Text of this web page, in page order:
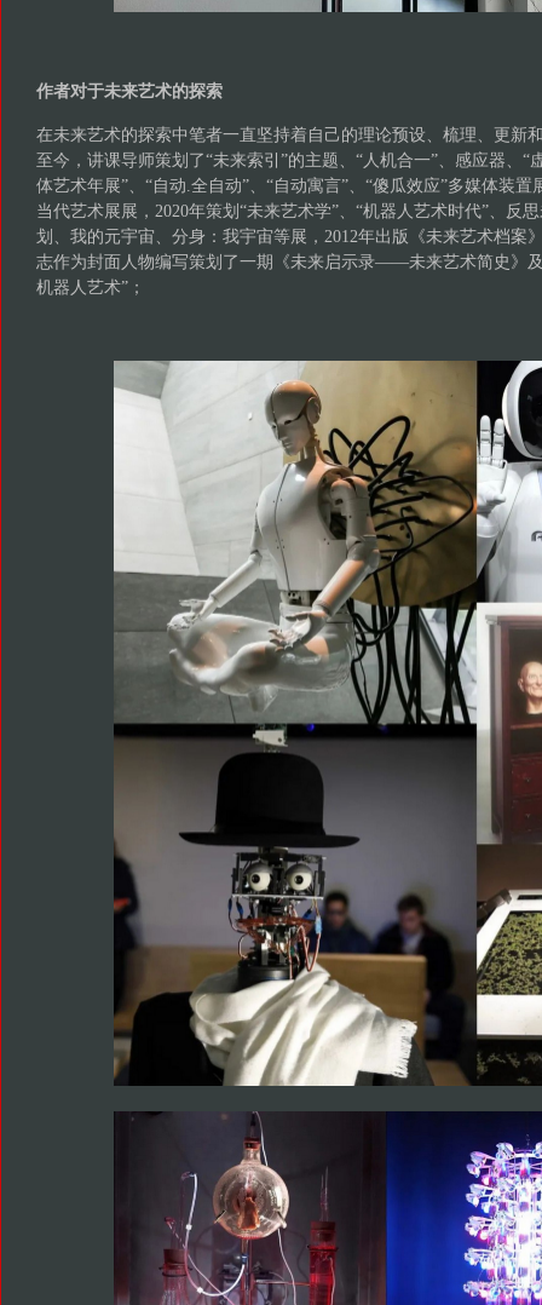
作者对于未来艺术的探索
在未来艺术的探索中笔者一直坚持着自己的理论预设、梳理、更新
至今，讲课导师策划了“未来索引”的主题、“人机合一”、感应器、
体艺术年展”、“自动.全自动”、“自动寓言”、“傻瓜效应”多媒体装
当代艺术展展，2020年策划“未来艺术学”、“机器人艺术时代”、反
划、我的元宇宙、分身：我宇宙等展，2012年出版《未来艺术档案
志作为封面人物编写策划了一期《未来启示录——未来艺术简史》
机器人艺术”；